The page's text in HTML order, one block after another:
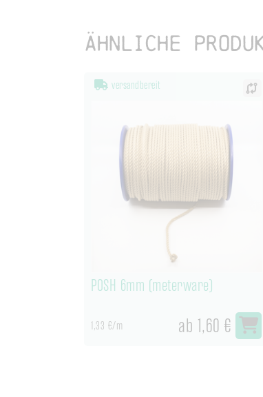
Ähnliche
versandbereit
POSH 6mm (meterware)
1,33 €/m ab 1,60 €